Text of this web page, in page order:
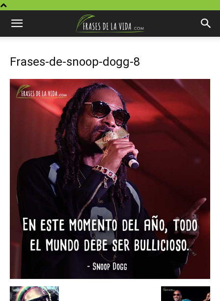
Frases-de-snoop-dogg-8